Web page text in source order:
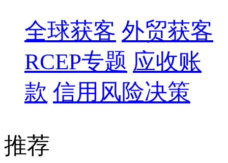
全球获客 外贸获客
RCEP专题 应收账
款 信用风险决策
推荐